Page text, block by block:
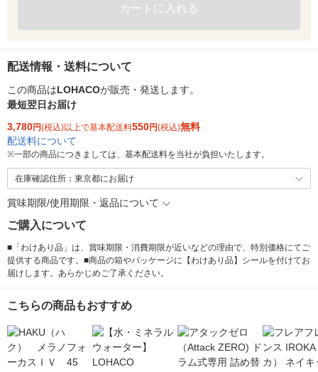
カートに入れる
配送情報・送料について
この商品はLOHACOが販売・発送します。
最短翌日お届け
3,780円(税込)以上で基本配送料550円(税込)無料
配送料について
※一部の商品につきましては、基本配送料を当社が負担いたします。
在庫確認住所：東京都にお届け
賞味期限/使用期限・返品について
ご購入について
■「わけあり品」は、賞味期限・消費期限が近いなどの理由で、特別価格にてご
提供する商品です。■商品の箱やパッケージに【わけあり品】シールを付けてお
届けします。あらかじめご了承ください。
こちらの商品もおすすめ